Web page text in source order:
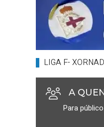
LIGA F-
A
Para